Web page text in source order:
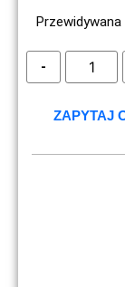
Przewidywana
ZAPYTAJ